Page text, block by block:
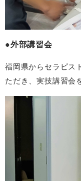
外部講習会
福岡県からセラピス
ただき、実技講習会